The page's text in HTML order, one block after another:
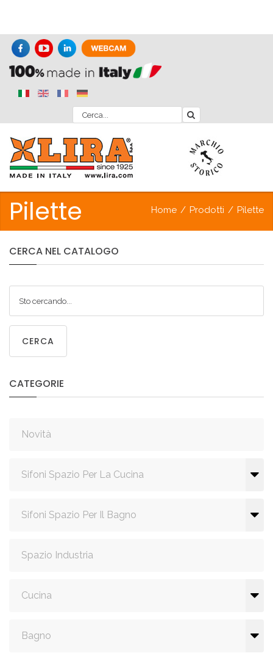
Pilette Home / Prodotti / Pilette
CERCA NEL CATALOGO
CERCA
CATEGORIE
Novità
Sifoni Spazio Per La Cucina
Sifoni Spazio Per Il Bagno
Spazio Industria
Cucina
Bagno